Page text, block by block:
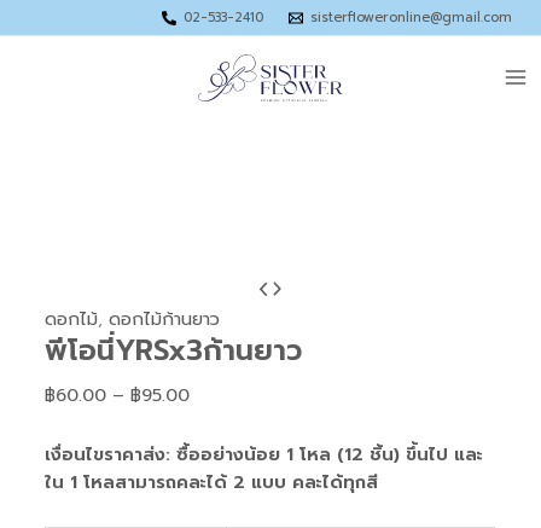
to
02-533-2410 sisterfloweronline@gmail.com
ดอกไม้,ดอกไม้ก้านยาว
พีโอนี่YRSx3ก้านยาว
฿60.00 – ฿95.00
range:
฿60.00
฿95.00
เงื่อนไขราคาส่ง: ซื้ออย่างน้อย 1 โหล (12 ชิ้น) ขึ้นไป และ
ใน 1 โหลสามารถคละได้ 2 แบบ คละได้ทุกสี
พี
โอ
ยาว
Price
range:
฿40.00
through
Price
range:
฿89.00
through
Price
range:
฿33.00
through
Price
range:
฿45.00
through